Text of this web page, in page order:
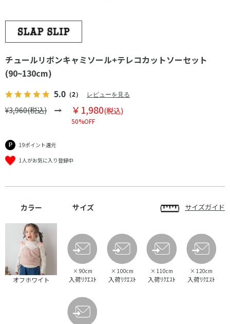
チュールリボンキャミソール+テレコカットソーセット
(90~130cm)
5.0 （2） レビューを見る
¥3,960(税込) ￥1,980(税込)
50%OFF
19ポイント還元
1人がお気に入り登録中
カラー サイズ サイズガイド
オフホワイト
× 90cm
入荷ﾘｸｴｽﾄ
× 100cm
入荷ﾘｸｴｽﾄ
× 110cm
入荷ﾘｸｴｽﾄ
× 120cm
入荷ﾘｸｴｽﾄ